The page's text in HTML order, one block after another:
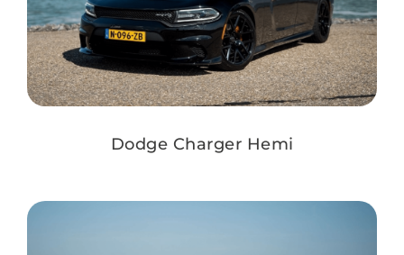
Dodge Charger Hemi